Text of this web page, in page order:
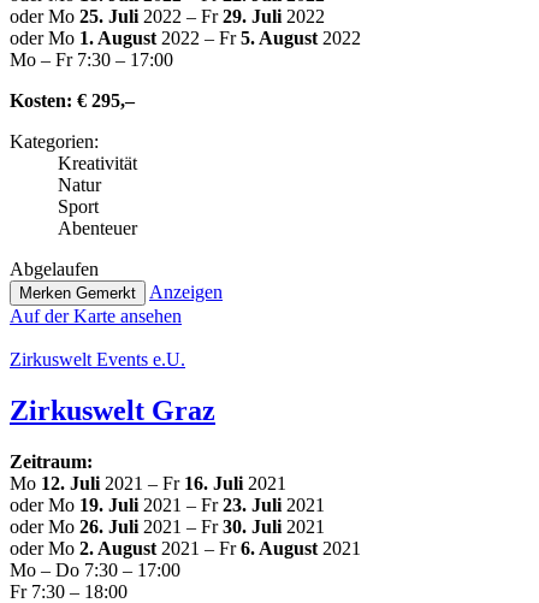
oder Mo 25. Juli 2022 – Fr29. Juli 2022
oder Mo 1. August 2022 – Fr5. August 2022
Mo – Fr 7:30 – 17:00
Kosten: € 295,–
Kate­go­rien:
Krea­ti­vi­tät
Natur
Sport
Abenteuer
Abge­lau­fen
Merken Gemerkt
Anzeigen
Auf der Karte ansehen
Zir­kus­welt Events e.U.
Zir­kus­welt Graz
Zeitraum:
Mo 12. Juli 2021 – Fr 16. Juli 2021
oder Mo 19. Juli 2021 – Fr23. Juli 2021
oder Mo 26. Juli 2021 – Fr30. Juli 2021
oder Mo 2. August 2021 – Fr6. August 2021
Mo – Do 7:30 – 17:00
Fr 7:30 – 18:00